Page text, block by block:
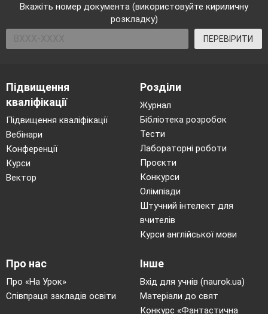
Вкажіть номер документа (використовуйте кириличну
розкладку)
ПЕРЕВІРИТИ
Підвищення
кваліфікації
Підвищення кваліфікації
Вебінари
Конференції
Курси
Вектор
Розділи
Журнал
Бібліотека розробок
Тести
Лабораторні роботи
Проєкти
Конкурси
Олімпіади
Штучний інтелект для
вчителів
Курси англійської мови
Про нас
Про «На Урок»
Співпраця закладів освіти
Інше
Вхід для учнів (naurok.ua)
Матеріали до свят
Конкурс «Фантастична